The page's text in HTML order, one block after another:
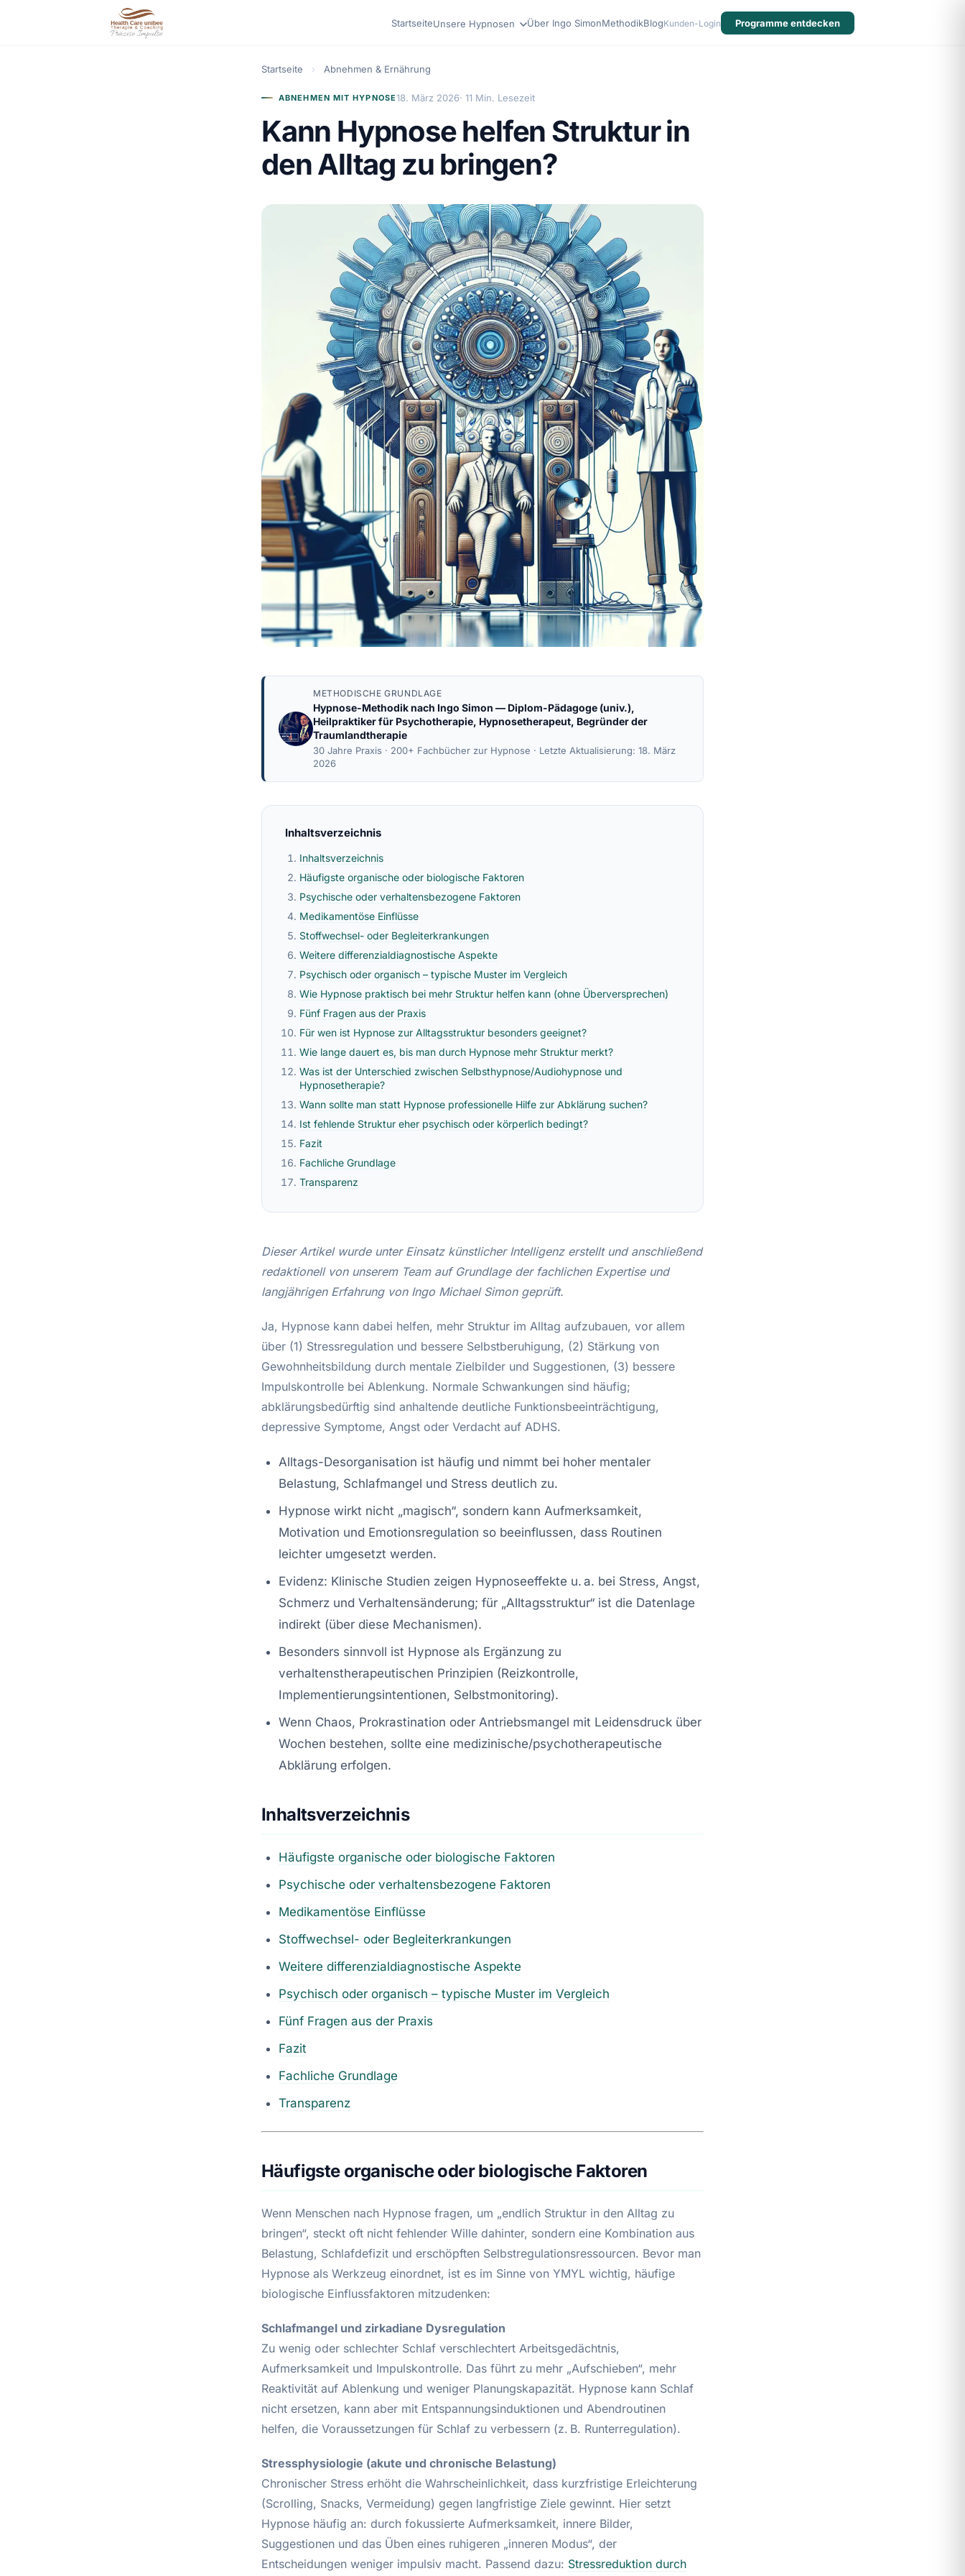
StartseiteUnsere Hypnosen Über Ingo SimonMethodikBlogKunden-Login Programme entdecken
Startseite › Abnehmen & Ernährung
ABNEHMEN MIT HYPNOSE18. März 2026· 11 Min. Lesezeit
Kann Hypnose helfen Struktur in
den Alltag zu bringen?
METHODISCHE GRUNDLAGE
Hypnose-Methodik nach Ingo Simon — Diplom-Pädagoge (univ.),
Heilpraktiker für Psychotherapie, Hypnosetherapeut, Begründer der
Traumlandtherapie
30 Jahre Praxis · 200+ Fachbücher zur Hypnose · Letzte Aktualisierung: 18. März
2026
Inhaltsverzeichnis
Inhaltsverzeichnis
Häufigste organische oder biologische Faktoren
Psychische oder verhaltensbezogene Faktoren
Medikamentöse Einflüsse
Stoffwechsel- oder Begleiterkrankungen
Weitere differenzialdiagnostische Aspekte
Psychisch oder organisch – typische Muster im Vergleich
Wie Hypnose praktisch bei mehr Struktur helfen kann (ohne Überversprechen)
Fünf Fragen aus der Praxis
Für wen ist Hypnose zur Alltagsstruktur besonders geeignet?
Wie lange dauert es, bis man durch Hypnose mehr Struktur merkt?
Was ist der Unterschied zwischen Selbsthypnose/Audiohypnose und
Hypnosetherapie?
Wann sollte man statt Hypnose professionelle Hilfe zur Abklärung suchen?
Ist fehlende Struktur eher psychisch oder körperlich bedingt?
Fazit
Fachliche Grundlage
Transparenz
Dieser Artikel wurde unter Einsatz künstlicher Intelligenz erstellt und anschließend
redaktionell von unserem Team auf Grundlage der fachlichen Expertise und
langjährigen Erfahrung von Ingo Michael Simon geprüft.
Ja, Hypnose kann dabei helfen, mehr Struktur im Alltag aufzubauen, vor allem
über (1) Stressregulation und bessere Selbstberuhigung, (2) Stärkung von
Gewohnheitsbildung durch mentale Zielbilder und Suggestionen, (3) bessere
Impulskontrolle bei Ablenkung. Normale Schwankungen sind häufig;
abklärungsbedürftig sind anhaltende deutliche Funktionsbeeinträchtigung,
depressive Symptome, Angst oder Verdacht auf ADHS.
Alltags-Desorganisation ist häufig und nimmt bei hoher mentaler
Belastung, Schlafmangel und Stress deutlich zu.
Hypnose wirkt nicht „magisch“, sondern kann Aufmerksamkeit,
Motivation und Emotionsregulation so beeinflussen, dass Routinen
leichter umgesetzt werden.
Evidenz: Klinische Studien zeigen Hypnoseeffekte u. a. bei Stress, Angst,
Schmerz und Verhaltensänderung; für „Alltagsstruktur“ ist die Datenlage
indirekt (über diese Mechanismen).
Besonders sinnvoll ist Hypnose als Ergänzung zu
verhaltenstherapeutischen Prinzipien (Reizkontrolle,
Implementierungsintentionen, Selbstmonitoring).
Wenn Chaos, Prokrastination oder Antriebsmangel mit Leidensdruck über
Wochen bestehen, sollte eine medizinische/psychotherapeutische
Abklärung erfolgen.
Inhaltsverzeichnis
Häufigste organische oder biologische Faktoren
Psychische oder verhaltensbezogene Faktoren
Medikamentöse Einflüsse
Stoffwechsel- oder Begleiterkrankungen
Weitere differenzialdiagnostische Aspekte
Psychisch oder organisch – typische Muster im Vergleich
Fünf Fragen aus der Praxis
Fazit
Fachliche Grundlage
Transparenz
Häufigste organische oder biologische Faktoren
Wenn Menschen nach Hypnose fragen, um „endlich Struktur in den Alltag zu
bringen“, steckt oft nicht fehlender Wille dahinter, sondern eine Kombination aus
Belastung, Schlafdefizit und erschöpften Selbstregulationsressourcen. Bevor man
Hypnose als Werkzeug einordnet, ist es im Sinne von YMYL wichtig, häufige
biologische Einflussfaktoren mitzudenken:
Schlafmangel und zirkadiane Dysregulation
Zu wenig oder schlechter Schlaf verschlechtert Arbeitsgedächtnis,
Aufmerksamkeit und Impulskontrolle. Das führt zu mehr „Aufschieben“, mehr
Reaktivität auf Ablenkung und weniger Planungskapazität. Hypnose kann Schlaf
nicht ersetzen, kann aber mit Entspannungsinduktionen und Abendroutinen
helfen, die Voraussetzungen für Schlaf zu verbessern (z. B. Runterregulation).
Stressphysiologie (akute und chronische Belastung)
Chronischer Stress erhöht die Wahrscheinlichkeit, dass kurzfristige Erleichterung
(Scrolling, Snacks, Vermeidung) gegen langfristige Ziele gewinnt. Hier setzt
Hypnose häufig an: durch fokussierte Aufmerksamkeit, innere Bilder,
Suggestionen und das Üben eines ruhigeren „inneren Modus“, der
Entscheidungen weniger impulsiv macht. Passend dazu: Stressreduktion durch